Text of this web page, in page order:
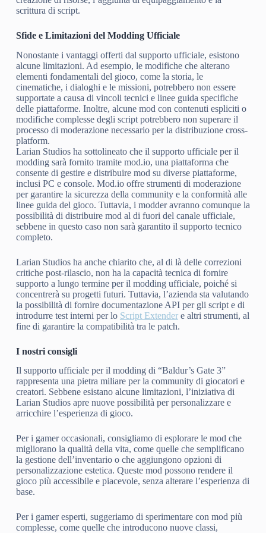
scrittura di script.
Sfide e Limitazioni del Modding Ufficiale
Nonostante i vantaggi offerti dal supporto ufficiale, esistono
alcune limitazioni. Ad esempio, le modifiche che alterano
elementi fondamentali del gioco, come la storia, le
cinematiche, i dialoghi e le missioni, potrebbero non essere
supportate a causa di vincoli tecnici e linee guida specifiche
delle piattaforme. Inoltre, alcune mod con contenuti espliciti o
modifiche complesse degli script potrebbero non superare il
processo di moderazione necessario per la distribuzione cross-
platform.
Larian Studios ha sottolineato che il supporto ufficiale per il
modding sarà fornito tramite mod.io, una piattaforma che
consente di gestire e distribuire mod su diverse piattaforme,
inclusi PC e console. Mod.io offre strumenti di moderazione
per garantire la sicurezza della community e la conformità alle
linee guida del gioco. Tuttavia, i modder avranno comunque la
possibilità di distribuire mod al di fuori del canale ufficiale,
sebbene in questo caso non sarà garantito il supporto tecnico
completo.
Larian Studios ha anche chiarito che, al di là delle correzioni
critiche post-rilascio, non ha la capacità tecnica di fornire
supporto a lungo termine per il modding ufficiale, poiché si
concentrerà su progetti futuri. Tuttavia, l’azienda sta valutando
la possibilità di fornire documentazione API per gli script e di
introdurre test interni per lo Script Extendere altri strumenti, al
fine di garantire la compatibilità tra le patch.
I nostri consigli
Il supporto ufficiale per il modding di “Baldur’s Gate 3”
rappresenta una pietra miliare per la community di giocatori e
creatori. Sebbene esistano alcune limitazioni, l’iniziativa di
Larian Studios apre nuove possibilità per personalizzare e
arricchire l’esperienza di gioco.
Per i gamer occasionali, consigliamo di esplorare le mod che
migliorano la qualità della vita, come quelle che semplificano
la gestione dell’inventario o che aggiungono opzioni di
personalizzazione estetica. Queste mod possono rendere il
gioco più accessibile e piacevole, senza alterare l’esperienza di
base.
Per i gamer esperti, suggeriamo di sperimentare con mod più
complesse, come quelle che introducono nuove classi,